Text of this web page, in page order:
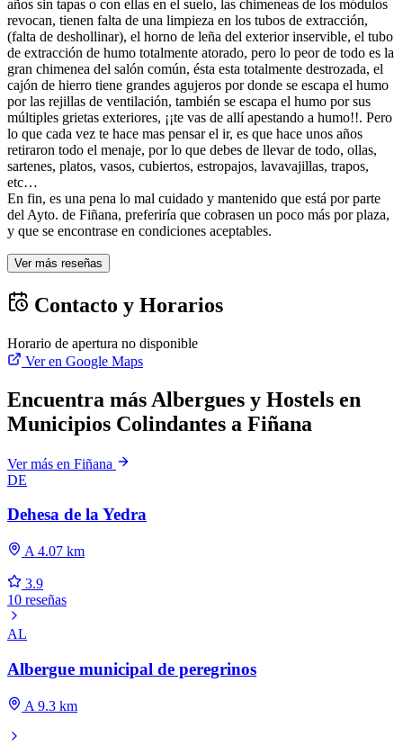
años sin tapas o con ellas en el suelo, las chimeneas de los módulos
revocan, tienen falta de una limpieza en los tubos de extracción,
(falta de deshollinar), el horno de leña del exterior inservible, el tubo
de extracción de humo totalmente atorado, pero lo peor de todo es la
gran chimenea del salón común, ésta esta totalmente destrozada, el
cajón de hierro tiene grandes agujeros por donde se escapa el humo
por las rejillas de ventilación, también se escapa el humo por sus
múltiples grietas exteriores, ¡¡te vas de allí apestando a humo!!. Pero
lo que cada vez te hace mas pensar el ir, es que hace unos años
retiraron todo el menaje, por lo que debes de llevar de todo, ollas,
sartenes, platos, vasos, cubiertos, estropajos, lavavajillas, trapos,
etc…
En fin, es una pena lo mal cuidado y mantenido que está por parte
del Ayto. de Fiñana, preferiría que cobrasen un poco más por plaza,
y que se encontrase en condiciones aceptables.
Ver más reseñas
Contacto y Horarios
Horario de apertura no disponible
Ver en Google Maps
Encuentra más Albergues y Hostels en
Municipios Colindantes a Fiñana
Ver más en Fiñana
DE
Dehesa de la Yedra
A 4.07 km
3.9
10 reseñas
AL
Albergue municipal de peregrinos
A 9.3 km